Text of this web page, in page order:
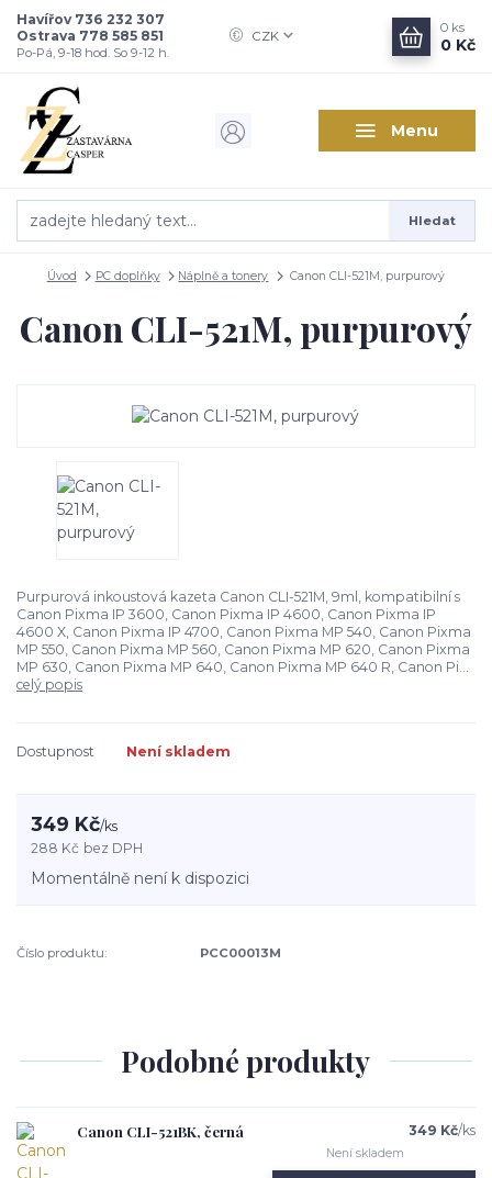
Menu
CZK
Hledat
Havířov 736 232 307
Ostrava 778 585 851
Po-Pá, 9-18 hod. So 9-12 h.
0 ks
0 Kč
Úvod PC doplňky Náplně a tonery Canon CLI-521M, purpurový
Canon CLI-521M, purpurový
Purpurová inkoustová kazeta Canon CLI-521M, 9ml, kompatibilní s
Canon Pixma IP 3600, Canon Pixma IP 4600, Canon Pixma IP
4600 X, Canon Pixma IP 4700, Canon Pixma MP 540, Canon Pixma
MP 550, Canon Pixma MP 560, Canon Pixma MP 620, Canon Pixma
MP 630, Canon Pixma MP 640, Canon Pixma MP 640 R, Canon Pi...
celý popis
Dostupnost Není skladem
349 Kč/ks
288 Kč bez DPH
Momentálně není k dispozici
Číslo produktu: PCC00013M
Podobné produkty
Canon CLI-521BK, černá 349 Kč/ks
Není skladem